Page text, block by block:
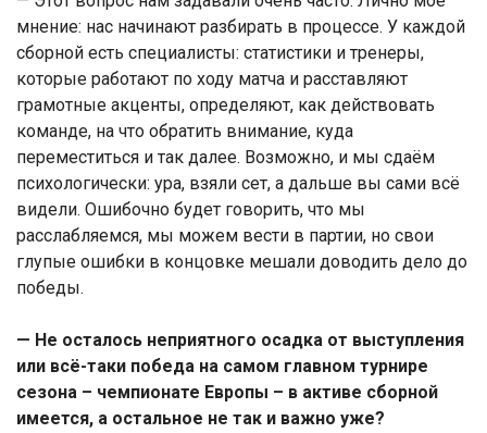
мнение: нас начинают разбирать в процессе. У каждой
сборной есть специалисты: статистики и тренеры,
которые работают по ходу матча и расставляют
грамотные акценты, определяют, как действовать
команде, на что обратить внимание, куда
переместиться и так далее. Возможно, и мы сдаём
психологически: ура, взяли сет, а дальше вы сами всё
видели. Ошибочно будет говорить, что мы
расслабляемся, мы можем вести в партии, но свои
глупые ошибки в концовке мешали доводить дело до
победы.
— Не осталось неприятного осадка от выступления
или всё-таки победа на самом главном турнире
сезона – чемпионате Европы – в активе сборной
имеется, а остальное не так и важно уже?